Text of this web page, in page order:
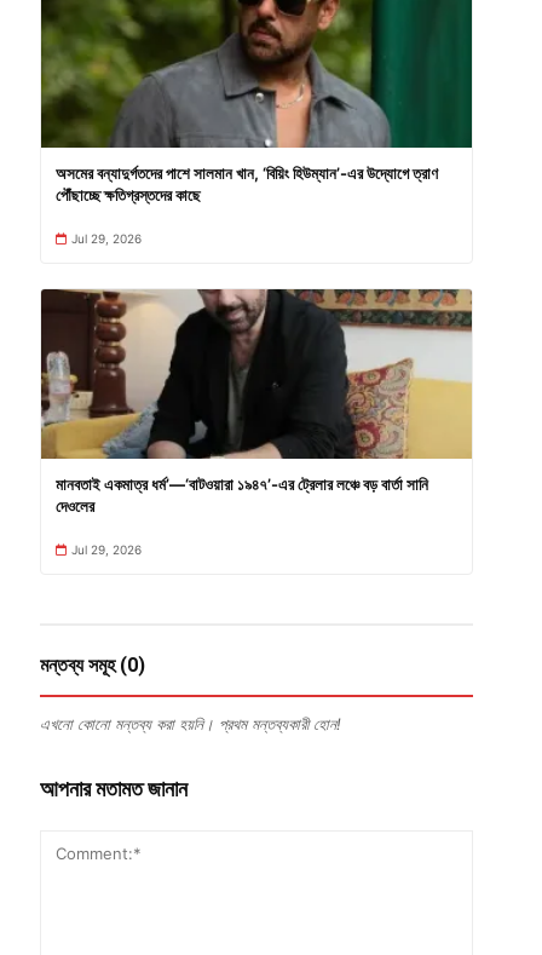
অসমের বন্যাদুর্গতদের পাশে সালমান খান, ‘বিয়িং হিউম্যান’-এর উদ্যোগে ত্রাণ
পৌঁছাচ্ছে ক্ষতিগ্রস্তদের কাছে
Jul 29, 2026
মানবতাই একমাত্র ধর্ম’—‘বাটওয়ারা ১৯৪৭’-এর ট্রেলার লঞ্চে বড় বার্তা সানি
দেওলের
Jul 29, 2026
মন্তব্য সমূহ (0)
এখনো কোনো মন্তব্য করা হয়নি। প্রথম মন্তব্যকারী হোন!
আপনার মতামত জানান